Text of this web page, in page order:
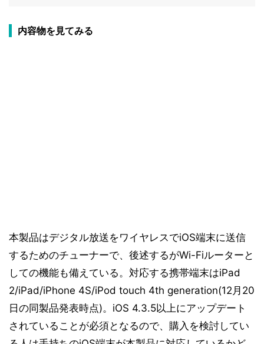
内容物を見てみる
本製品はデジタル放送をワイヤレスでiOS端末に送信
するためのチューナーで、後述するがWi-Fiルーターと
しての機能も備えている。対応する携帯端末はiPad
2/iPad/iPhone 4S/iPod touch 4th generation(12月20
日の同製品発表時点)。iOS 4.3.5以上にアップデート
されていることが必須となるので、購入を検討してい